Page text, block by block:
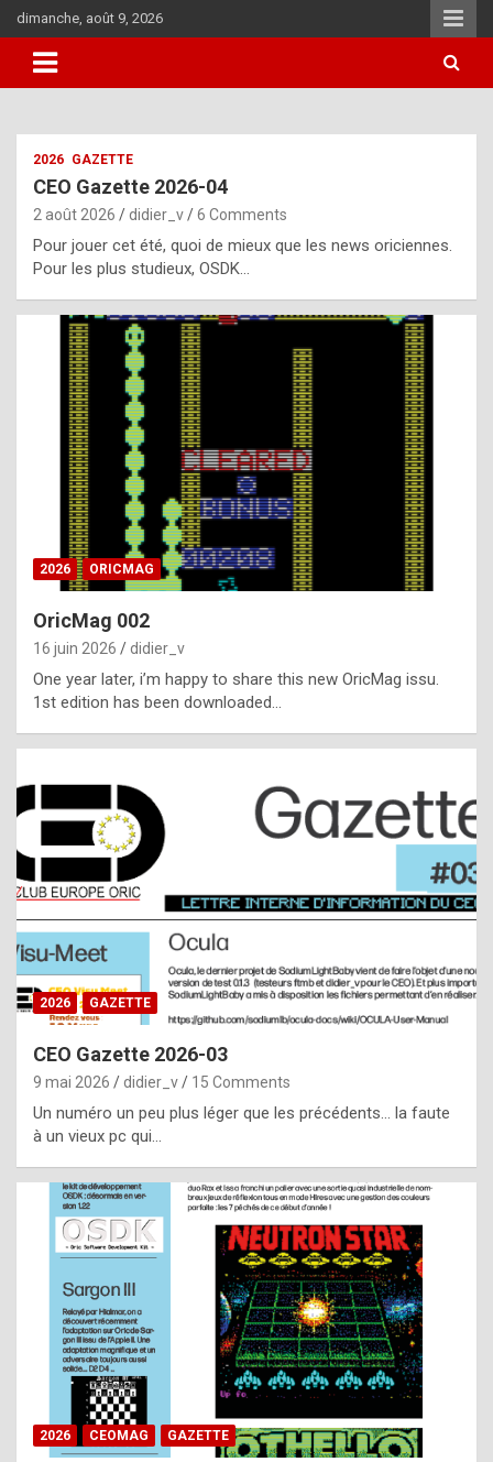
Skip
to
content
dimanche, août 9, 2026
i
u
l
y
d
i
ff
i
l
t
t
s
t
a
s
i
e
f
o
m
m
a
y
b
e
b
y
2026 GAZETTE
CEO Gazette 2026-04
2 août 2026 didier_v 6 Comments
Pour jouer cet été, quoi de mieux que les news oriciennes.
Pour les plus studieux, OSDK…
2026 ORICMAG
OricMag 002
16 juin 2026 didier_v
One year later, i’m happy to share this new OricMag issu.
1st edition has been downloaded…
2026 GAZETTE
CEO Gazette 2026-03
9 mai 2026 didier_v 15 Comments
Un numéro un peu plus léger que les précédents… la faute
à un vieux pc qui…
2026 CEOMAG GAZETTE